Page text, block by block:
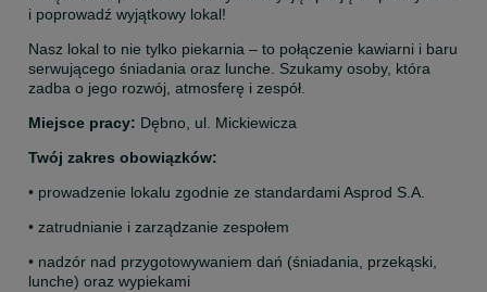
i poprowadź wyjątkowy lokal!
Nasz lokal to nie tylko piekarnia – to połączenie kawiarni i baru
serwującego śniadania oraz lunche. Szukamy osoby, która
zadba o jego rozwój, atmosferę i zespół.
Miejsce pracy: Dębno, ul. Mickiewicza
Twój zakres obowiązków:
• prowadzenie lokalu zgodnie ze standardami Asprod S.A.
• zatrudnianie i zarządzanie zespołem
• nadzór nad przygotowywaniem dań (śniadania, przekąski,
lunche) oraz wypiekami